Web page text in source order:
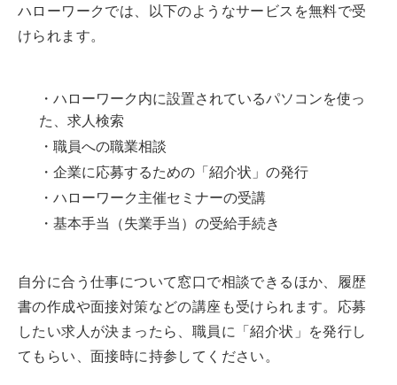
ハローワークでは、以下のようなサービスを無料で受
けられます。
・ハローワーク内に設置されているパソコンを使っ
た、求人検索
・職員への職業相談
・企業に応募するための「紹介状」の発行
・ハローワーク主催セミナーの受講
・基本手当（失業手当）の受給手続き
自分に合う仕事について窓口で相談できるほか、履歴
書の作成や面接対策などの講座も受けられます。応募
したい求人が決まったら、職員に「紹介状」を発行し
てもらい、面接時に持参してください。